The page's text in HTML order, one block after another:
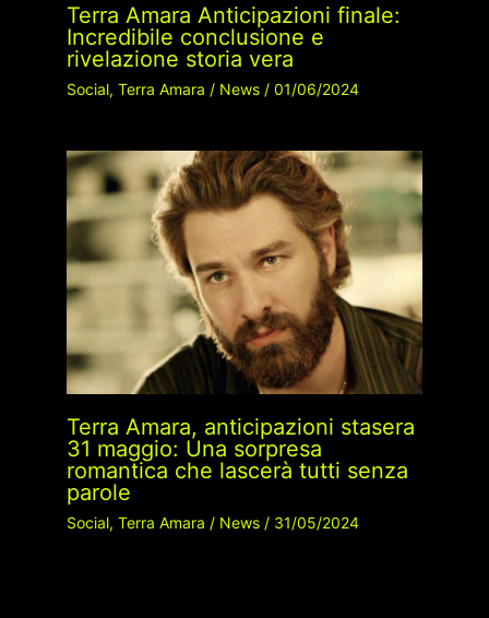
Terra Amara Anticipazioni finale:
Incredibile conclusione e
rivelazione storia vera
Social, Terra Amara / News/ 01/06/2024
Terra Amara, anticipazioni stasera
31 maggio: Una sorpresa
romantica che lascerà tutti senza
parole
Social, Terra Amara / News/ 31/05/2024